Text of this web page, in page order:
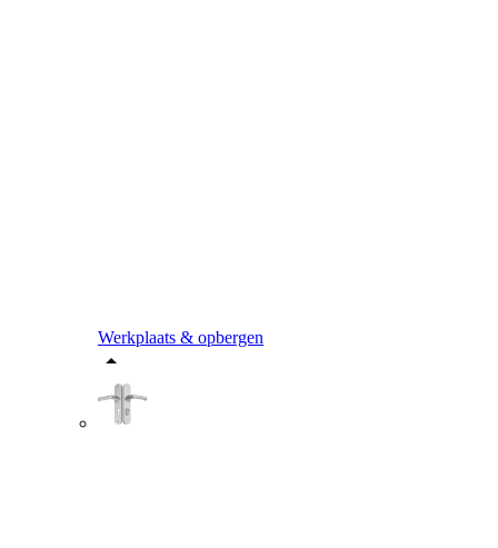
Werkplaats & opbergen